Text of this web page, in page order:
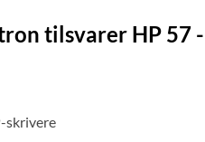
tilsvarer HP 57 -
skrivere